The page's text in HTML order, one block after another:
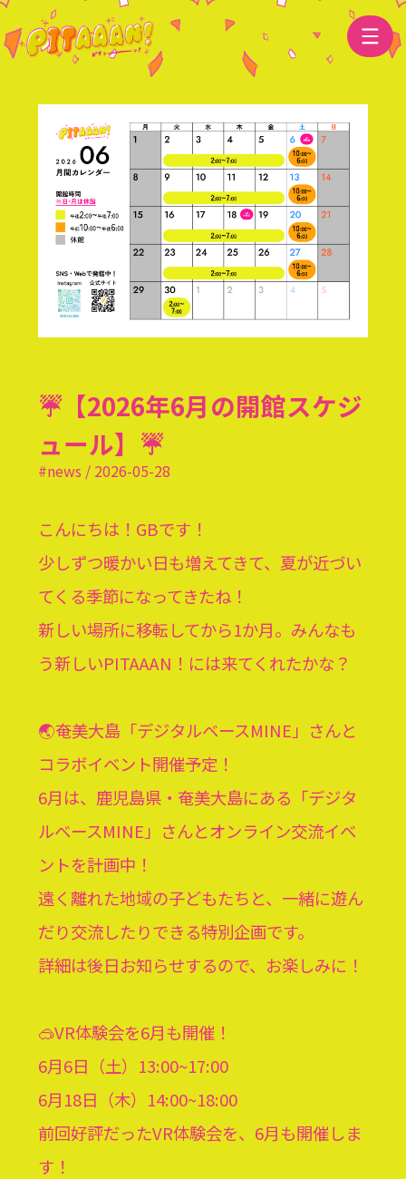
☔️【2026年6月の開館スケジ
ュール】☔️
#news / 2026-05-28
こんにちは！GBです！
少しずつ暖かい日も増えてきて、夏が近づい
てくる季節になってきたね！
新しい場所に移転してから1か月。みんなも
う新しいPITAAAN！には来てくれたかな？
🌏奄美大島「デジタルベースMINE」さんと
コラボイベント開催予定！
6月は、鹿児島県・奄美大島にある「デジタ
ルベースMINE 」さんとオンライン交流イベ
ントを計画中！
遠く離れた地域の子どもたちと、一緒に遊ん
だり交流したりできる特別企画です。
詳細は後日お知らせするので、お楽しみに！
🥽VR体験会を6月も開催！
6月6日（土）13:00~17:00
6月18日（木）14:00~18:00
前回好評だったVR体験会を、6月も開催しま
す！